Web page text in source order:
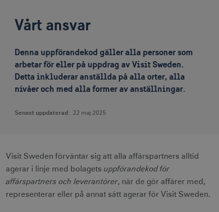
Vårt ansvar
Denna uppförandekod gäller alla personer som
arbetar för eller på uppdrag av Visit Sweden.
Detta inkluderar anställda på alla orter, alla
nivåer och med alla former av anställningar.
Senast uppdaterad: 22 maj 2025
Visit Sweden förväntar sig att alla affärspartners alltid
agerar i linje med bolagets uppförandekod för
affärspartners och leverantörer, när de gör affärer med,
representerar eller på annat sätt agerar för Visit Sweden.